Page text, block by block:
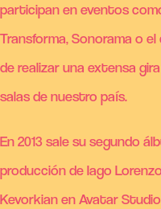
participan en eventos
Transforma, Sonorama o
de realizar una extensa
salas de nuestro país.
En 2013 sale su segundo
producción de Iago
Kevorkian en Avatar